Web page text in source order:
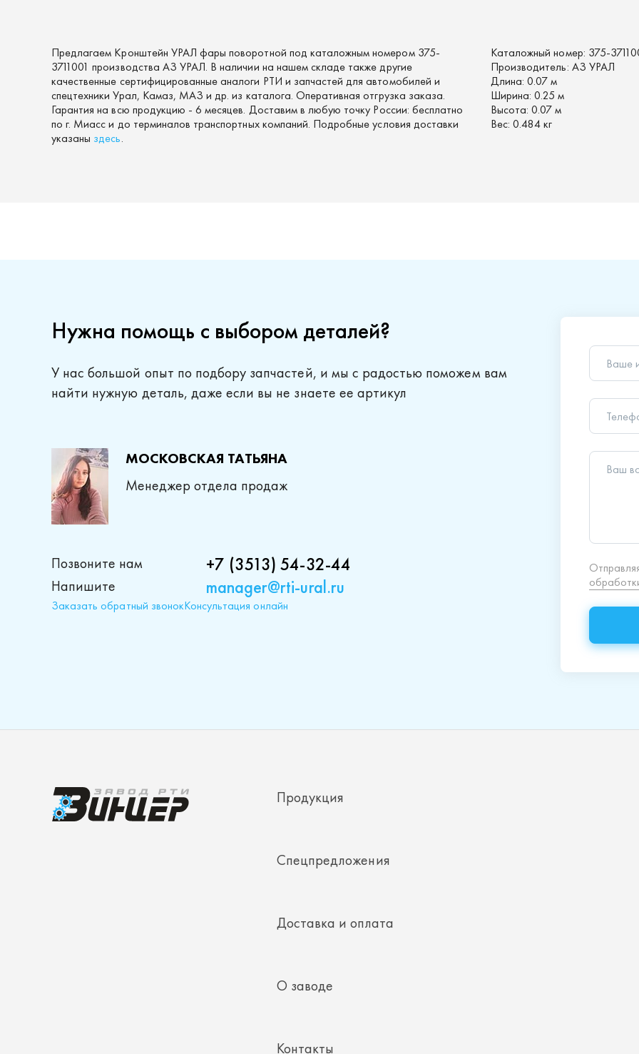
Предлагаем Кронштейн УРАЛ фары поворотной под каталожным номером 375-
3711001 производства АЗ УРАЛ. В наличии на нашем складе также другие
качественные сертифицированные аналоги РТИ и запчастей для автомобилей и
спецтехники Урал, Камаз, МАЗ и др. из каталога. Оперативная отгрузка заказа.
Гарантия на всю продукцию - 6 месяцев. Доставим в любую точку России: бесплатно
по г. Миасс и до терминалов транспортных компаний. Подробные условия доставки
указаны здесь.
Каталожный номер: 375-
Производитель: АЗ УРАЛ
Длина: 0.07 м
Ширина: 0.25 м
Высота: 0.07 м
Вес: 0.484 кг
Нужна помощь с выбором деталей?
У нас большой опыт по подбору запчастей, и мы с радостью поможем вам
найти нужную деталь, даже если вы не знаете ее артикул
МОСКОВСКАЯ ТАТЬЯНА
Менеджер отдела продаж
Позвоните нам +7 (3513) 54-32-44
Напишите manager@rti-ural.ru
Заказать обратный звонокКонсультация онлайн
Ваше
Ваш
Спецпредложения
Доставка и оплата
О заводе
Контакты